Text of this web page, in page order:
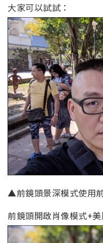
大家可以試試：
▲前鏡頭景深模式使用
前鏡頭開啟肖像模式+美